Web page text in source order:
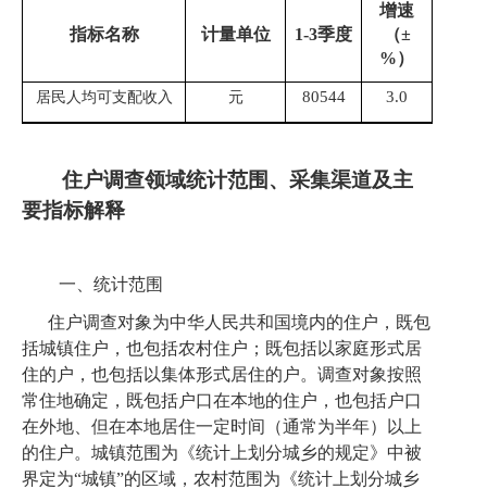
指标名称 计量单位 1-3季度
增速
（±
%）
居民人均可支配收入 元 80544 3.0
住户调查领域统计范围、采集渠道及主
要指标解释
一、统计范围
住户调查对象为中华人民共和国境内的住户，既包
括城镇住户，也包括农村住户；既包括以家庭形式居
住的户，也包括以集体形式居住的户。调查对象按照
常住地确定，既包括户口在本地的住户，也包括户口
在外地、但在本地居住一定时间（通常为半年）以上
的住户。城镇范围为《统计上划分城乡的规定》中被
界定为“城镇”的区域，农村范围为《统计上划分城乡